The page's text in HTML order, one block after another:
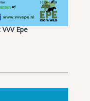
Epe